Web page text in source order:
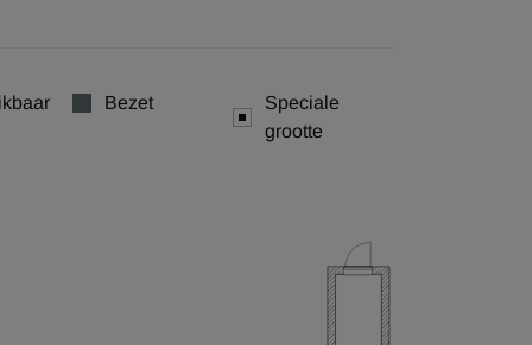
Bezet
Speciale
grootte